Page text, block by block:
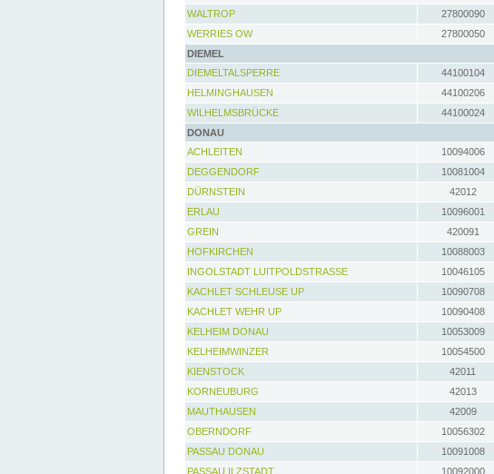
WALTROP
27800090
WERRIES OW
27800050
DIEMEL
DIEMELTALSPERRE
44100104
HELMINGHAUSEN
44100206
WILHELMSBRÜCKE
44100024
DONAU
ACHLEITEN
10094006
DEGGENDORF
10081004
DÜRNSTEIN
42012
ERLAU
10096001
GREIN
420091
HOFKIRCHEN
10088003
INGOLSTADT LUITPOLDSTRASSE
10046105
KACHLET SCHLEUSE UP
10090708
KACHLET WEHR UP
10090408
KELHEIM DONAU
10053009
KELHEIMWINZER
10054500
KIENSTOCK
42011
KORNEUBURG
42013
MAUTHAUSEN
42009
OBERNDORF
10056302
PASSAU DONAU
10091008
PASSAU ILZSTADT
10092000